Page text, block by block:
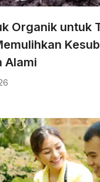
Organik untuk
Alami